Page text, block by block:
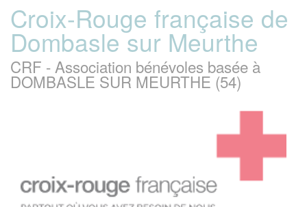
Croix-Rouge française de
Dombasle sur Meurthe
CRF - Association bénévoles basée à
DOMBASLE SUR MEURTHE (54)